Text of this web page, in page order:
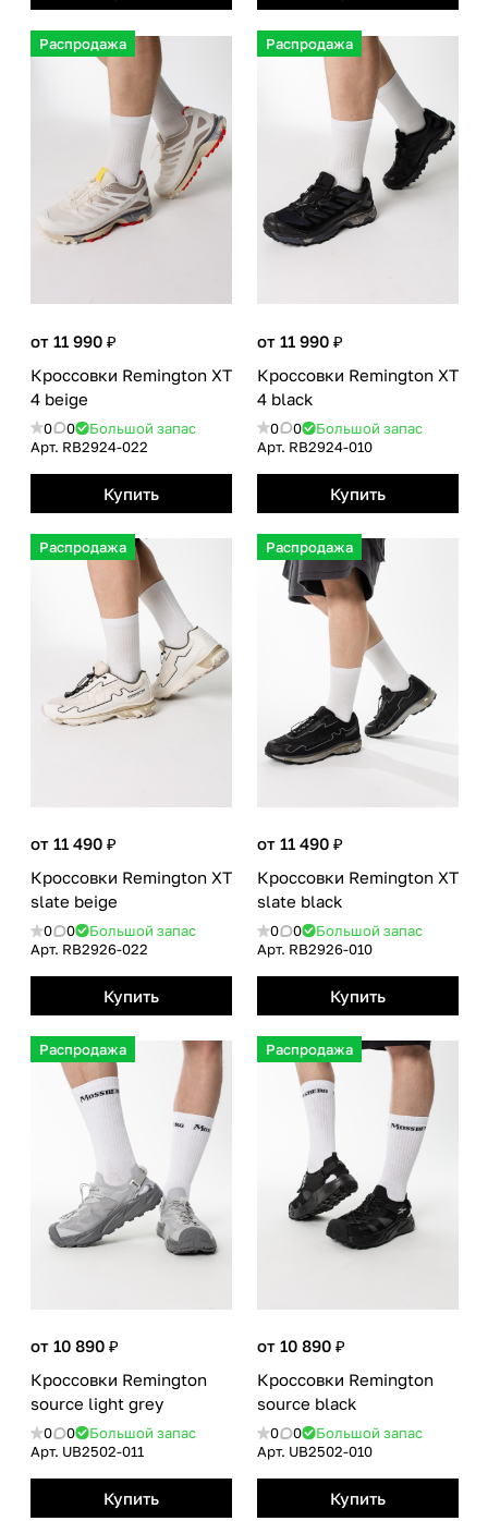
Распродажа
от 11 990 ₽
Кроссовки Remington XT
4 beige
0 0
Большой запас
Арт. RB2924-022
Купить
Распродажа
от 11 990 ₽
Кроссовки Remington XT
4 black
0 0
Большой запас
Арт. RB2924-010
Купить
Распродажа
от 11 490 ₽
Кроссовки Remington XT
slate beige
0 0
Большой запас
Арт. RB2926-022
Купить
Распродажа
от 11 490 ₽
Кроссовки Remington XT
slate black
0 0
Большой запас
Арт. RB2926-010
Купить
Распродажа
от 10 890 ₽
Кроссовки Remington
source light grey
0 0
Большой запас
Арт. UB2502-011
Купить
Распродажа
от 10 890 ₽
Кроссовки Remington
source black
0 0
Большой запас
Арт. UB2502-010
Купить